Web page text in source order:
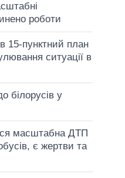
роботи
15-пунктний план
ситуації в
білорусів у
масштабна ДТП
є жертви та